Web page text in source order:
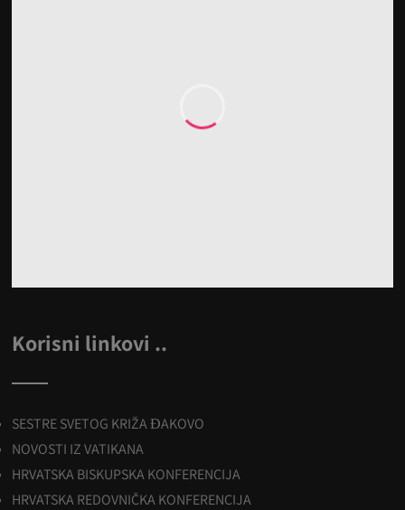
Korisni linkovi ..
SESTRE SVETOG KRIŽA ĐAKOVO
NOVOSTI IZ VATIKANA
HRVATSKA BISKUPSKA KONFERENCIJA
HRVATSKA REDOVNIČKA KONFERENCIJA